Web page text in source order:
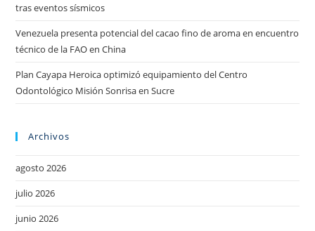
tras eventos sísmicos
Venezuela presenta potencial del cacao fino de aroma en encuentro
técnico de la FAO en China
Plan Cayapa Heroica optimizó equipamiento del Centro
Odontológico Misión Sonrisa en Sucre
Archivos
agosto 2026
julio 2026
junio 2026